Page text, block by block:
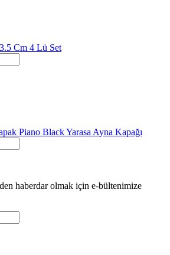
Cm 4 Lü Set
Piano Black Yarasa Ayna Kapağı
haberdar olmak için e-bültenimize